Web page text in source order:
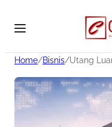
Home/Bisnis/Utang